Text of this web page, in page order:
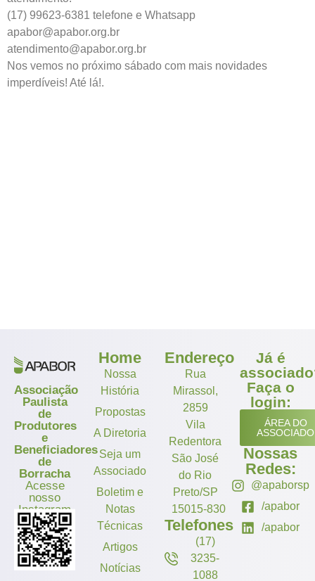
(17) 99623-6381 telefone e Whatsapp
apabor@apabor.org.br
atendimento@apabor.org.br
Nos vemos no próximo sábado com mais novidades
imperdíveis! Até lá!.
Associação
Paulista
de
Produtores
e
Beneficiadores
de
Borracha
Acesse
nosso
Instagram
Home
Nossa
História
Propostas
A Diretoria
Seja um
Associado
Boletim e
Notas
Técnicas
Artigos
Notícias
Endereço
Rua
Mirassol,
2859
Vila
Redentora
São José
do Rio
Preto/SP
15015-830
Telefones
(17)
3235-
1088
Já é
Faça o
login:
ÁREA DO
ASSOCIADO
Nossas
Redes:
@apaborsp
/apabor
/apabor